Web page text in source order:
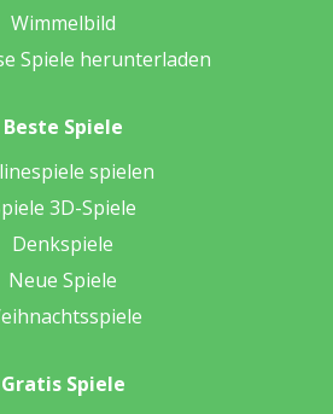
Wimmelbild
Spiele herunterladen
Beste Spiele
spielen
3D-Spiele
Denkspiele
Neue Spiele
Gratis Spiele